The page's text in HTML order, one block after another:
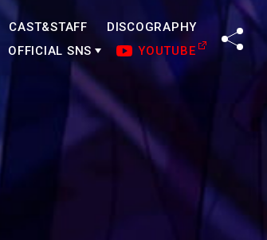
CAST&STAFF
DISCOGRAPHY
OFFICIAL SNS YOUTUBE